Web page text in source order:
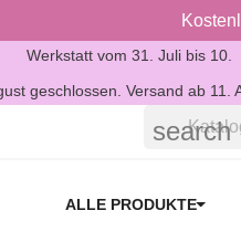
Werkstatt vom 31. Juli bis 10.
geschlossen. Versand ab 11.
search
ALLE PRODUKTE